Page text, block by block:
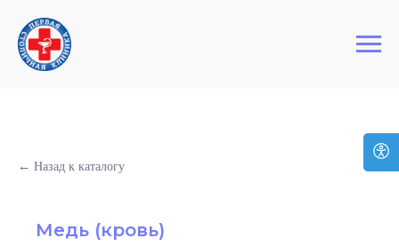
Первая Столичная Клиника
← Назад к каталогу
Медь (кровь)